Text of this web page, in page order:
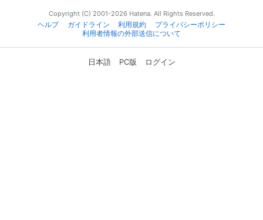
Copyright (C) 2001-2026 Hatena. All Rights Reserved.
ヘルプ
ガイドライン 利用規約
プライバシーポリシー
利用者情報の外部送信について
日本語 PC版 ログイン